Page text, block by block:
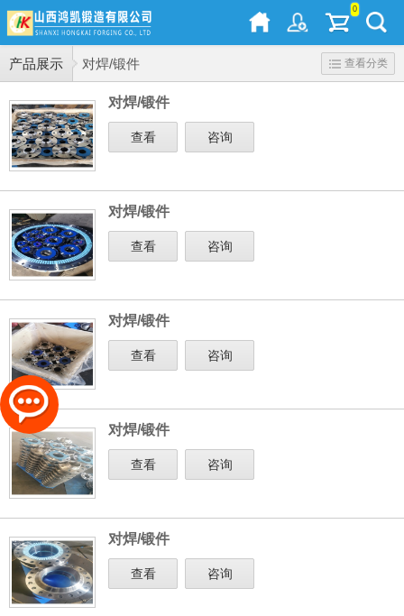
0
产品展示 对焊/锻件 查看分类
对焊/锻件
查看 咨询
对焊/锻件
查看 咨询
对焊/锻件
查看 咨询
对焊/锻件
查看 咨询
对焊/锻件
查看 咨询